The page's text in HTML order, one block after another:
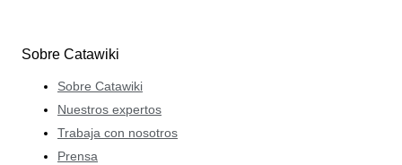
Sobre Catawiki
Sobre Catawiki
Nuestros expertos
Trabaja con nosotros
Prensa